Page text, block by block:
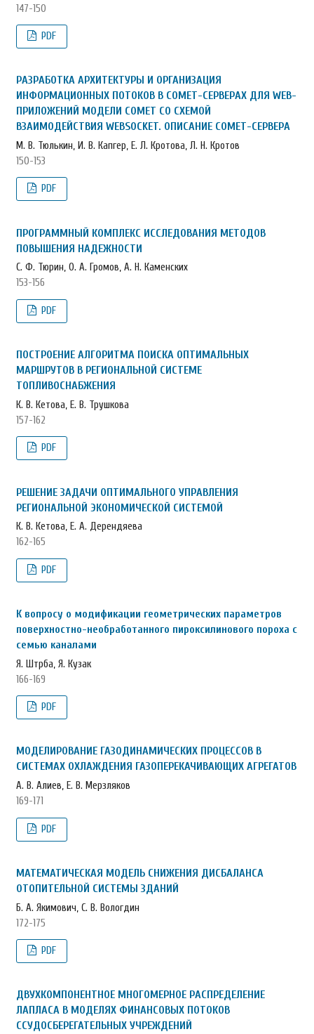
147-150
PDF
РАЗРАБОТКА АРХИТЕКТУРЫ И ОРГАНИЗАЦИЯ
ИНФОРМАЦИОННЫХ ПОТОКОВ В COMET-СЕРВЕРАХ ДЛЯ WEB-
ПРИЛОЖЕНИЙ МОДЕЛИ COMET СО СХЕМОЙ
ВЗАИМОДЕЙСТВИЯ WEBSOCKET. ОПИСАНИЕ COMET-СЕРВЕРА
М. В. Тюлькин, И. В. Капгер, Е. Л. Кротова, Л. Н. Кротов
150-153
PDF
ПРОГРАММНЫЙ КОМПЛЕКС ИССЛЕДОВАНИЯ МЕТОДОВ
ПОВЫШЕНИЯ НАДЕЖНОСТИ
С. Ф. Тюрин, О. А. Громов, А. Н. Каменских
153-156
PDF
ПОСТРОЕНИЕ АЛГОРИТМА ПОИСКА ОПТИМАЛЬНЫХ
МАРШРУТОВ В РЕГИОНАЛЬНОЙ СИСТЕМЕ
ТОПЛИВОСНАБЖЕНИЯ
К. В. Кетова, Е. В. Трушкова
157-162
PDF
РЕШЕНИЕ ЗАДАЧИ ОПТИМАЛЬНОГО УПРАВЛЕНИЯ
РЕГИОНАЛЬНОЙ ЭКОНОМИЧЕСКОЙ СИСТЕМОЙ
К. В. Кетова, Е. А. Дерендяева
162-165
PDF
К вопросу о модификации геометрических параметров
поверхностно-необработанного пироксилинового пороха с
семью каналами
Я. Штрба, Я. Кузак
166-169
PDF
МОДЕЛИРОВАНИЕ ГАЗОДИНАМИЧЕСКИХ ПРОЦЕССОВ В
СИСТЕМАХ ОХЛАЖДЕНИЯ ГАЗОПЕРЕКАЧИВАЮЩИХ АГРЕГАТОВ
А. В. Алиев, Е. В. Мерзляков
169-171
PDF
МАТЕМАТИЧЕСКАЯ МОДЕЛЬ СНИЖЕНИЯ ДИСБАЛАНСА
ОТОПИТЕЛЬНОЙ СИСТЕМЫ ЗДАНИЙ
Б. А. Якимович, С. В. Вологдин
172-175
PDF
ДВУХКОМПОНЕНТНОЕ МНОГОМЕРНОЕ РАСПРЕДЕЛЕНИЕ
ЛАПЛАСА В МОДЕЛЯХ ФИНАНСОВЫХ ПОТОКОВ
ССУДОСБЕРЕГАТЕЛЬНЫХ УЧРЕЖДЕНИЙ